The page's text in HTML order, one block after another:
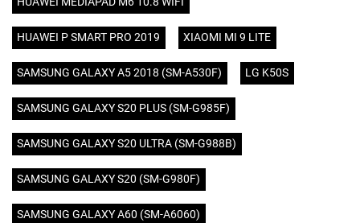
HUAWEI P SMART PRO 2019 XIAOMI MI 9 LITE
SAMSUNG GALAXY A5 2018 (SM-A530F) LG K50S
SAMSUNG GALAXY S20 PLUS (SM-G985F)
SAMSUNG GALAXY S20 ULTRA (SM-G988B)
SAMSUNG GALAXY S20 (SM-G980F)
SAMSUNG GALAXY A60 (SM-A6060)